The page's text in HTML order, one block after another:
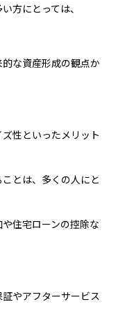
方にとっては、
な資産形成の観点か
性といったメリット
とは、多くの人にと
住宅ローンの控除な
やアフターサービス